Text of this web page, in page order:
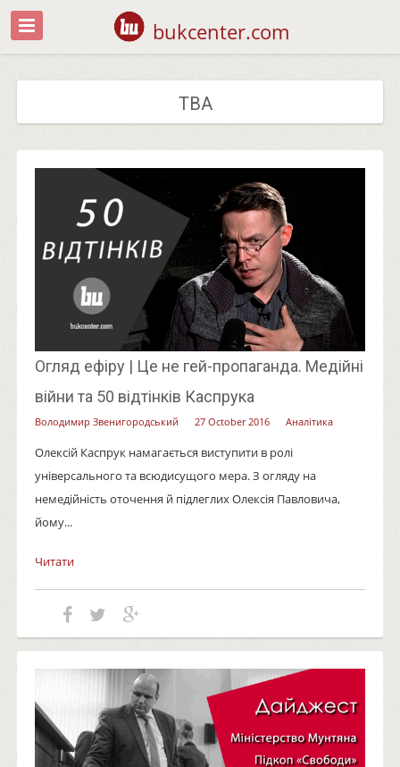
bukcenter.com
ТВА
Огляд ефіру | Це не гей-пропаганда. Медійні
війни та 50 відтінків Каспрука
Володимир Звенигородський 27 October 2016 Аналітика
Олексій Каспрук намагається виступити в ролі
універсального та всюдисущого мера. З огляду на
немедійність оточення й підлеглих Олексія Павловича,
йому...
Читати